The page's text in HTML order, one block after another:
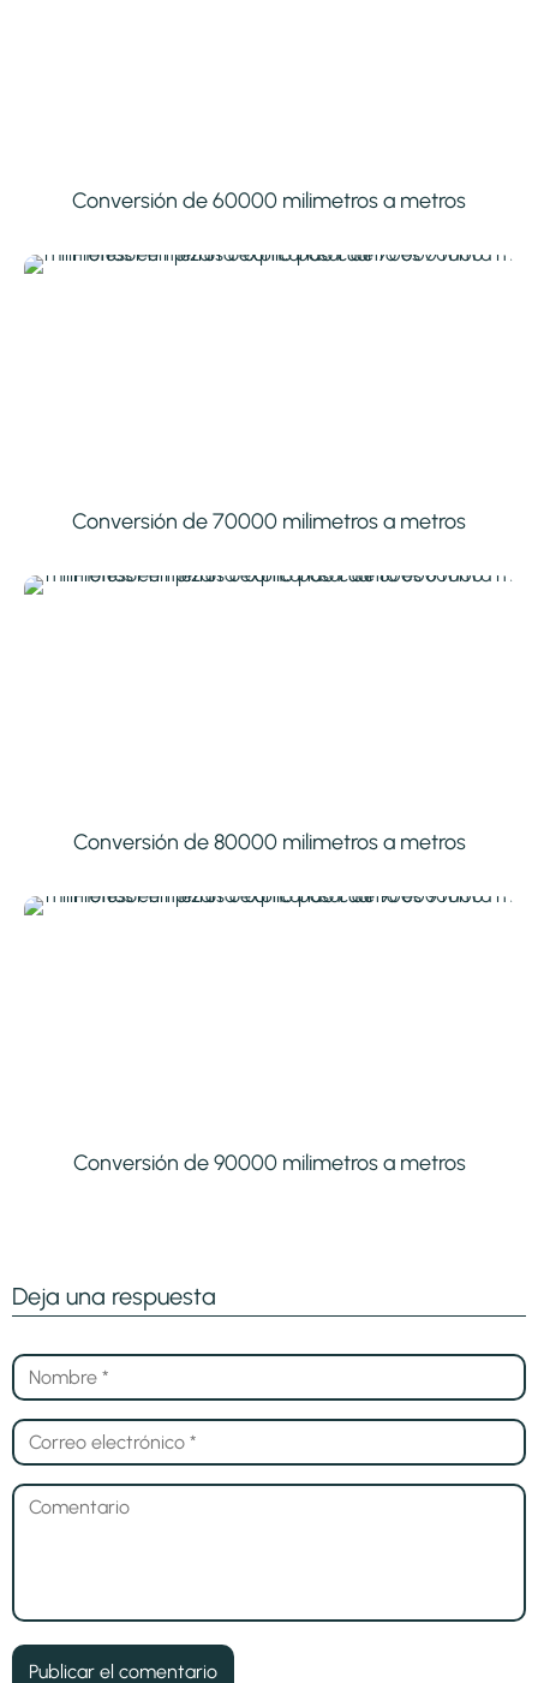
Conversión de 60000 milimetros a metros
Conversión de 70000 milimetros a metros
Conversión de 80000 milimetros a metros
Conversión de 90000 milimetros a metros
Deja una respuesta